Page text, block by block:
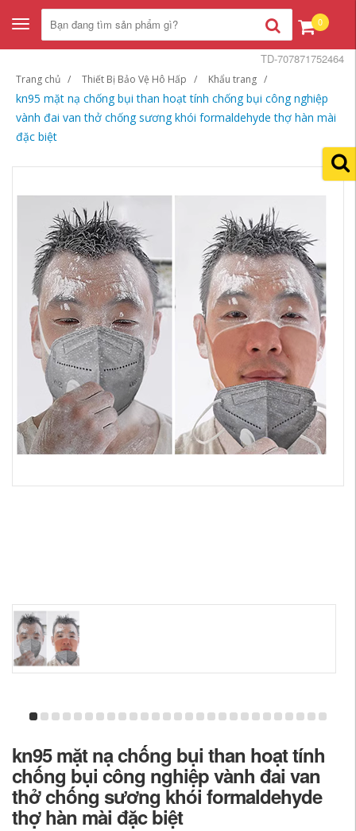
Toggle
navigation
0
Trang chủ Thiết Bị Bảo Vệ Hô Hấp Khẩu trang
kn95 mặt nạ chống bụi than hoạt tính chống bụi công nghiệp
vành đai van thở chống sương khói formaldehyde thợ hàn mài
đặc biệt
TD-707871752464
kn95 mặt nạ chống bụi than hoạt tính
chống bụi công nghiệp vành đai van
thở chống sương khói formaldehyde
thợ hàn mài đặc biệt